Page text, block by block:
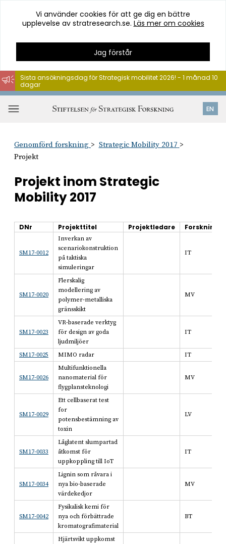
Hoppa
till
innehåll
Vi använder cookies för att ge dig en bättre
upplevelse av stratresearch.se. Läs mer om cookies
Jag förstår
EN
Sista ansökningsdag för Strategisk mobilitet 2026! - 1 månad 10
dagar
Genomförd forskning
Strategic Mobility 2017
Projekt
Projekt inom Strategic
Mobility 2017
DNr Projekttitel Projektledare
SM17-0012
Inverkan av
scenariokonstruktion
på taktiska
simuleringar
IT
SM17-0020
Flerskalig
modellering av
polymer-metalliska
gränsskikt
MV
SM17-0023
VR-baserade verktyg
för design av goda
ljudmiljöer
IT
SM17-0025 MIMO radar IT
SM17-0026
Multifunktionella
nanomaterial för
flygplansteknologi
MV
SM17-0029
Ett cellbaserat test
for
potensbestämning av
toxin
LV
SM17-0033
Låglatent slumpartad
åtkomst för
uppkoppling till IoT
IT
SM17-0034
Lignin som råvara i
nya bio-baserade
värdekedjor
MV
SM17-0042
Fysikalisk kemi för
nya och förbättrade
kromatografimaterial
BT
Hjärtsvikt uppkomst